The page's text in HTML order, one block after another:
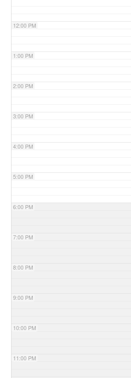
12:00 PM
1:00 PM
2:00 PM
3:00 PM
4:00 PM
5:00 PM
6:00 PM
7:00 PM
8:00 PM
9:00 PM
10:00 PM
11:00 PM